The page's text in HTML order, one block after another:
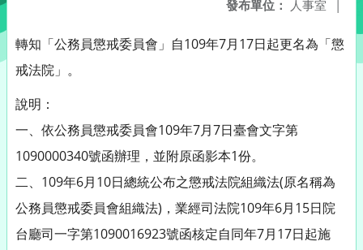
發布單位： 人事室 |
轉知「公務員懲戒委員會」自109年7月17日起更名為「懲
戒法院」。
說明：
一、依公務員懲戒委員會109年7月7日臺會文字第
1090000340號函辦理，並附原函影本1份。
二、109年6月10日總統公布之懲戒法院組織法(原名稱為
公務員懲戒委員會組織法)，業經司法院109年6月15日院
台廳司一字第1090016923號函核定自同年7月17日起施